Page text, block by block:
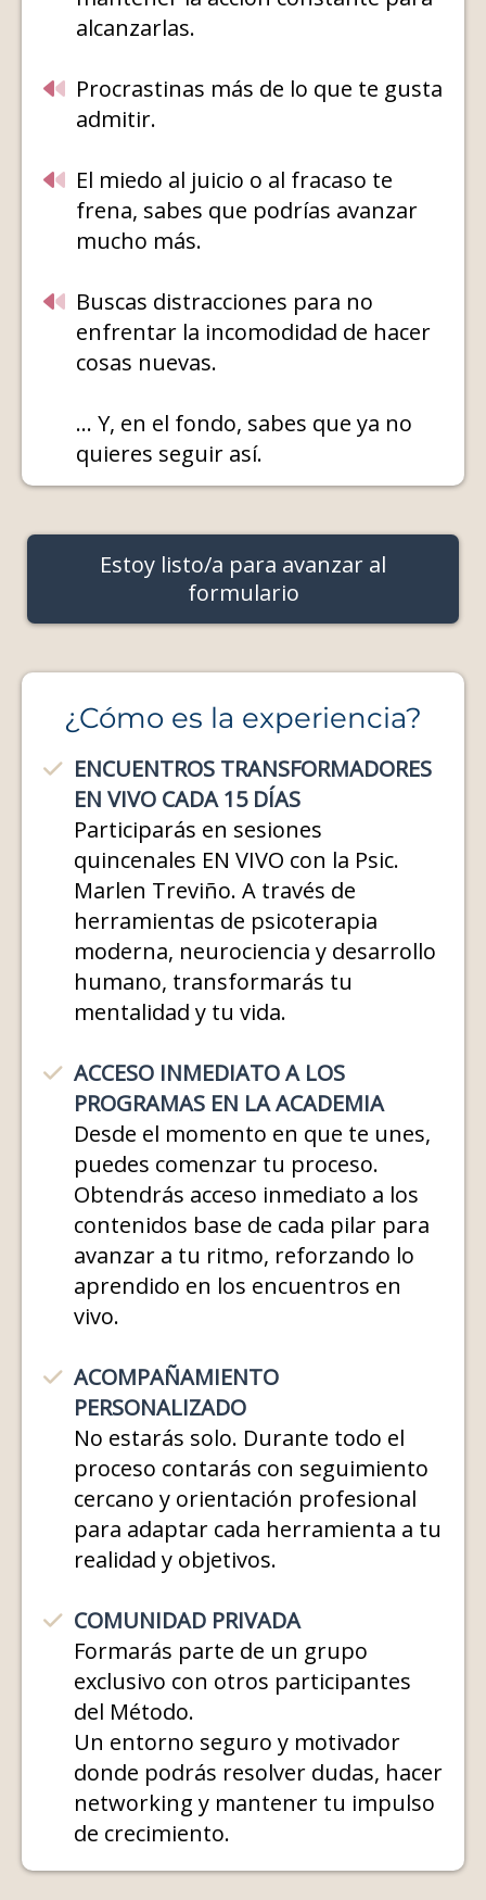
alcanzarlas.
Procrastinas más de lo que te gusta
admitir.
El miedo al juicio o al fracaso te
frena, sabes que podrías avanzar
mucho más.
Buscas distracciones para no
enfrentar la incomodidad de hacer
cosas nuevas.
... Y, en el fondo, sabes que ya no
quieres seguir así.
Estoy listo/a para avanzar al
formulario
¿Cómo es la experiencia?
ENCUENTROS TRANSFORMADORES
EN VIVO CADA 15 DÍAS
Participarás en sesiones
quincenales EN VIVO con la Psic.
Marlen Treviño. A través de
herramientas de psicoterapia
moderna, neurociencia y desarrollo
humano, transformarás tu
mentalidad y tu vida.
ACCESO INMEDIATO A LOS
PROGRAMAS EN LA ACADEMIA
Desde el momento en que te unes,
puedes comenzar tu proceso.
Obtendrás acceso inmediato a los
contenidos base de cada pilar para
avanzar a tu ritmo, reforzando lo
aprendido en los encuentros en
vivo.
ACOMPAÑAMIENTO
PERSONALIZADO
No estarás solo. Durante todo el
proceso contarás con seguimiento
cercano y orientación profesional
para adaptar cada herramienta a tu
realidad y objetivos.
COMUNIDAD PRIVADA
Formarás parte de un grupo
exclusivo con otros participantes
del Método.
Un entorno seguro y motivador
donde podrás resolver dudas, hacer
networking y mantener tu impulso
de crecimiento.